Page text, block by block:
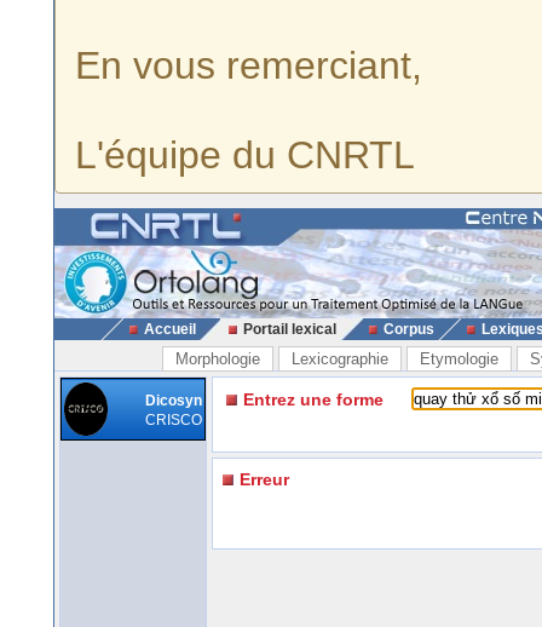
En vous remerciant,
L'équipe du CNRTL
Accueil Portail lexical Corpus
Morphologie Lexicographie Etymologie
Dicosyn
CRISCO
Entrez une forme
Erreur